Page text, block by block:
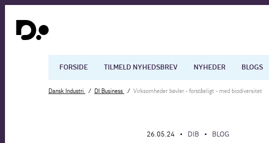
FORSIDE TILMELD NYHEDSBREV NYHEDER BLOGS
Dansk Industri DI Business Virksomheder bøvler - forståeligt - med biodiversitet
26.05.24 • DIB • BLOG